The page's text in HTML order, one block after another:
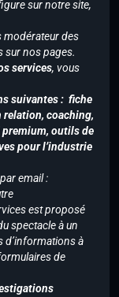
sur notre site,
modérateur des
sur nos pages.
services, vous
suivantes : fiche
relation, coaching,
outils de
pour l’industrie
email :
est proposé
spectacle à un
d’informations à
de